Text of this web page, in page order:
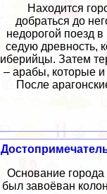
Находится
добраться до
недорогой поезд
седую древность,
иберийцы. Затем
– арабы, которые и
После
Основание города
был завоёван